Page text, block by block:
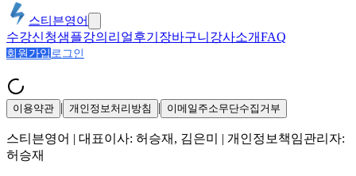
스티븐영어
수강신청샘플강의 리얼후기 장바구니 강사소개FAQ
회원가입 로그인
이용약관 | 개인정보처리방침 | 이메일주소무단수집거부
스티븐영어 | 대표이사: 허승재, 김은미
| 개인정보책임관리자:
허승재